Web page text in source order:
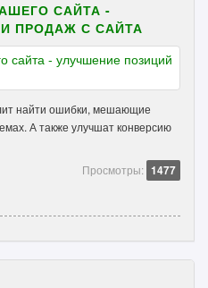
САЙТА -
ПРОДАЖ С САЙТА
найти ошибки, мешающие
А также улучшат конверсию
Просмотры: 1477